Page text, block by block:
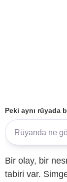
Peki aynı rüyada
Bir olay, bir
tabiri var.